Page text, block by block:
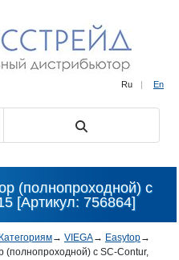
Ru | En
(полнопроходной) с
[Артикул: 756864]
→ VIEGA→ Easytop→
(полнопроходной) с SC-Contur,